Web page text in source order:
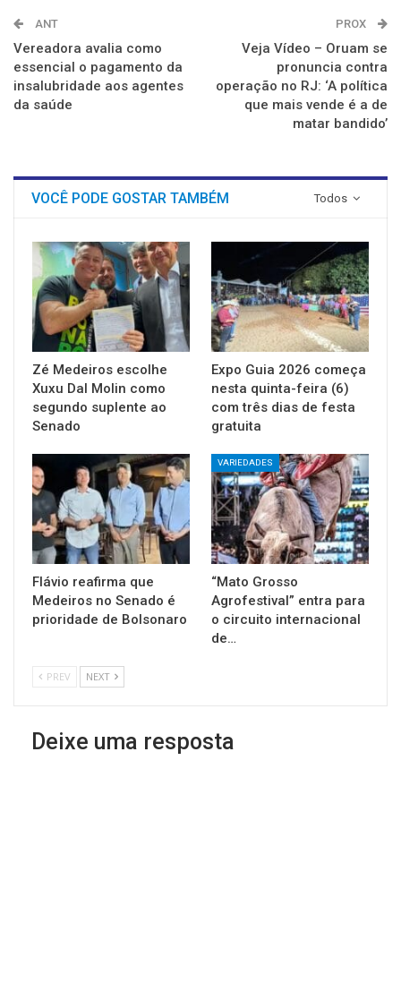
ANT
Vereadora avalia como
essencial o pagamento da
insalubridade aos agentes
da saúde
PROX
Veja Vídeo – Oruam se
pronuncia contra
operação no RJ: ‘A política
que mais vende é a de
matar bandido’
Todos
VOCÊ PODE GOSTAR TAMBÉM
Zé Medeiros escolhe
Xuxu Dal Molin como
segundo suplente ao
Senado
Expo Guia 2026 começa
nesta quinta-feira (6)
com três dias de festa
gratuita
Flávio reafirma que
Medeiros no Senado é
prioridade de Bolsonaro
VARIEDADES
“Mato Grosso
Agrofestival” entra para
o circuito internacional
de…
PREV NEXT
Deixe uma resposta